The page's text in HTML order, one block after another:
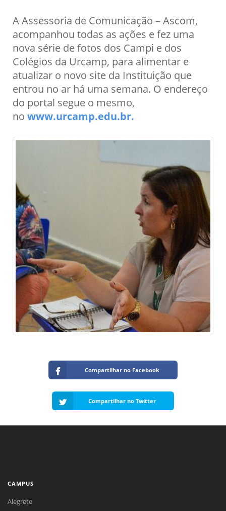
A Assessoria de Comunicação – Ascom,
acompanhou todas as ações e fez uma
nova série de fotos dos Campi e dos
Colégios da Urcamp, para alimentar e
atualizar o novo site da Instituição que
entrou no ar há uma semana. O endereço
do portal segue o mesmo,
no www.urcamp.edu.br.
Compartilhar no Facebook
Compartilhar no Twitter
CAMPUS
Alegrete